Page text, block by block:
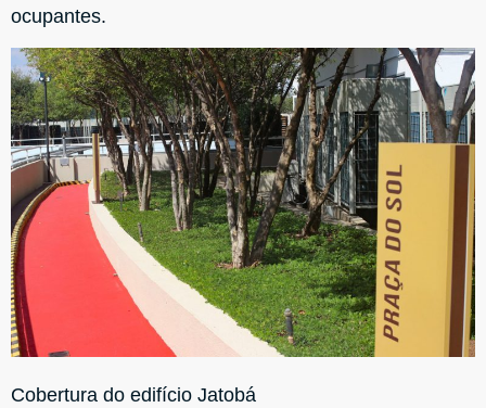
ocupantes.
Cobertura do edifício Jatobá